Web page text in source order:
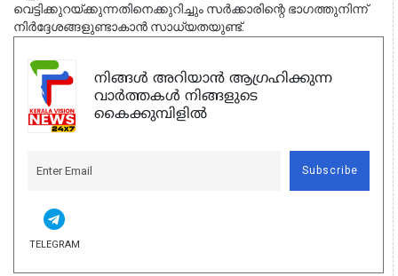
വെട്ടിക്കുറയ്ക്കുന്നതിനെക്കുറിച്ചും സർക്കാരിന്റെ ഭാഗത്തുനിന്ന്
നിർദ്ദേശങ്ങളുണ്ടാകാൻ സാധ്യതയുണ്ട്.
നിങ്ങൾ അറിയാൻ ആഗ്രഹിക്കുന്ന
വാർത്തകൾ നിങ്ങളുടെ
കൈക്കുമ്പിളിൽ
Subscribe
TELEGRAM